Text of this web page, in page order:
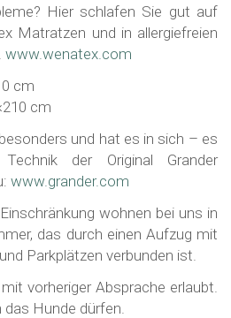
Hier schlafen Sie gut auf
Matratzen und in allergiefreien
www.wenatex.com
cm
cm
und hat es in sich – es
der Original Grander
www.grander.com
wohnen bei uns in
das durch einen Aufzug mit
Parkplätzen verbunden ist.
vorheriger Absprache erlaubt.
das Hunde dürfen.